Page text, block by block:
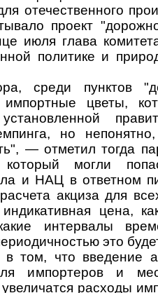
отечественного
проект
июля глава
политике и
среди пунктов
цветы,
но
— отметил тогда
могли
и НАЦ в ответном
акциза для
цена,
интервалы
это
том, что введение
импортеров и
расходы